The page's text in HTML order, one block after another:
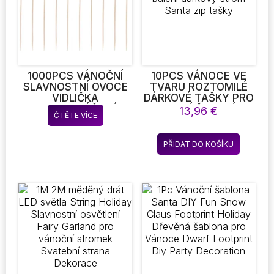
na
1000PCS VÁNOČNÍ
SLAVNOSTNÍ OVOCE
VIDLIČKA
POTRAVINÁŘSKÁ
TŘÍDA PLASTOVÉ MINI
ČTĚTE VÍCE
10PCS VÁNOCE VE
TVARU ROZTOMILÉ
DÁRKOVÉ TAŠKY PRO
CUKROVÍ ČOKOLÁDA
COOKIE NUGÁT
SUŠENKY BALENÍ
DÁRKOVÝ STROM
SANTA ZIP TAŠKY
13,96€
PŘIDAT DO KOŠÍKU